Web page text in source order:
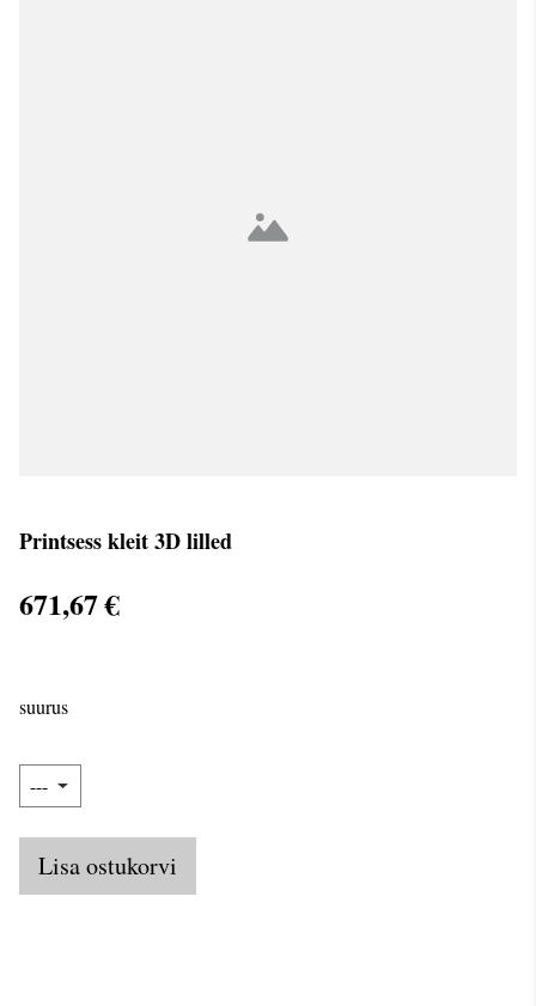
Printsess kleit 3D lilled
671,67 €
suurus
Lisa ostukorvi